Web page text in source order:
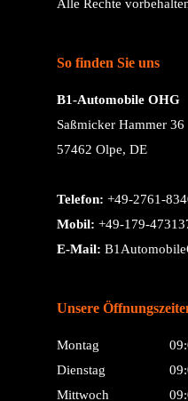
Alle Rechte
So finden Sie uns
B1-Automobile OHG
Saßmicker Hammer 36
57462 Olpe, DE
Telefon: +49-2761-
Mobil: +49-179-
E-Mail:
Unsere
Montag
Dienstag
Mittwoch